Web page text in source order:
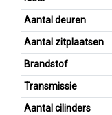
Aantal deuren
Aantal zitplaatsen
Brandstof
Transmissie
Aantal cilinders